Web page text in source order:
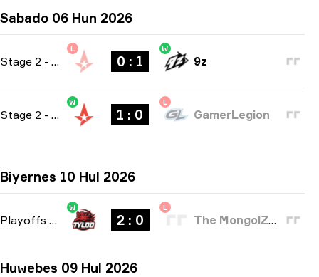
Sabado 06 Hun 2026
Stage 2 - bo1
L
0 : 1
W
9z
Stage 2 - bo1
W
1 : 0
L
GamerLegion
Biyernes 10 Hul 2026
Playoffs bo3
W
2 : 0
L
The MongolZ Academy
Huwebes 09 Hul 2026